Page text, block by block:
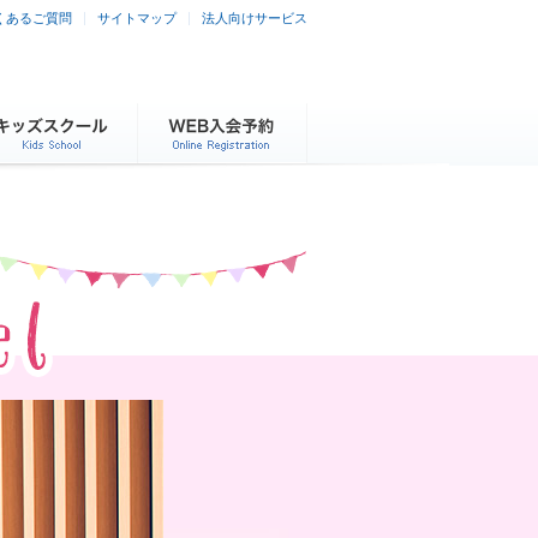
あるご質問 サイトマップ 法人向けサービス